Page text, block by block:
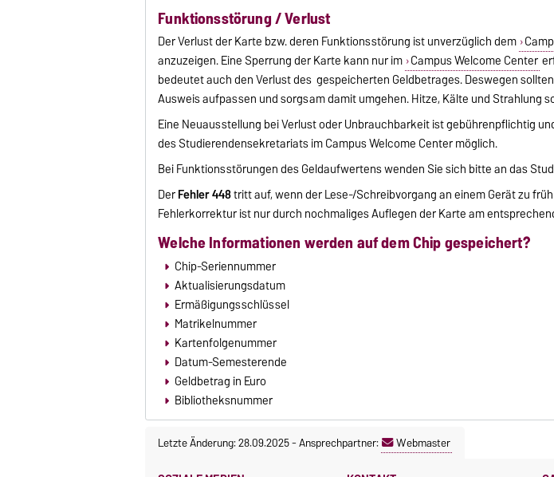
Funktionsstörung / Verlust
Der Verlust der Karte bzw. deren Funktionsstörung ist unverzüglich dem
anzuzeigen. Eine Sperrung der Karte kann nur im Campus Welcome Center
bedeutet auch den Verlust des gespeicherten Geldbetrages. Deswegen
Ausweis aufpassen und sorgsam damit umgehen. Hitze, Kälte und Strahlung
Eine Neuausstellung bei Verlust oder Unbrauchbarkeit ist gebührenpflichtig
des Studierendensekretariats im Campus Welcome Center möglich.
Bei Funktionsstörungen des Geldaufwertens wenden Sie sich bitte an das
DerFehler 448tritt auf, wenn der Lese-/Schreibvorgang an einem Gerät zu
Fehlerkorrektur ist nur durch nochmaliges Auflegen der Karte am
Welche Informationen werden auf dem Chip gespeichert?
Chip-Seriennummer
Aktualisierungsdatum
Ermäßigungsschlüssel
Matrikelnummer
Kartenfolgenummer
Datum-Semesterende
Geldbetrag in Euro
Bibliotheksnummer
Letzte Änderung: 28.09.2025-Ansprechpartner: Webmaster